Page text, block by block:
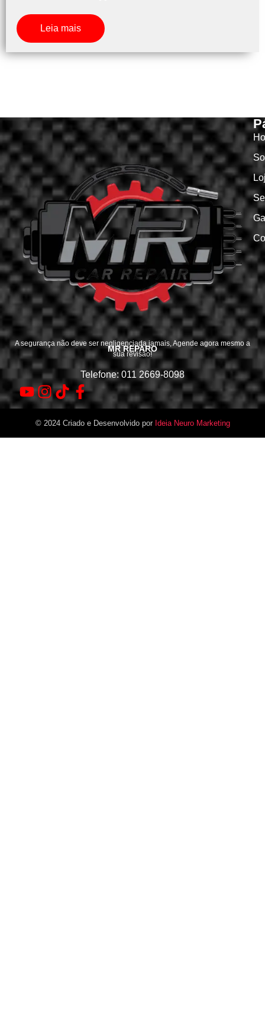
Leia mais
MR REPARO
A segurança não deve ser negligenciada jamais, Agende agora mesmo a
sua revisão!
Telefone: 011 2669-8098
© 2024 Criado e Desenvolvido por Ideia Neuro Marketing